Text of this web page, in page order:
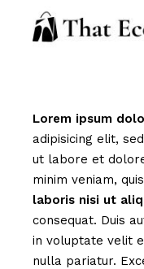
Lorem ipsum
adipisicing elit,
ut labore et
minim veniam,
laboris nisi ut
consequat. Duis
in voluptate velit
nulla pariatur.